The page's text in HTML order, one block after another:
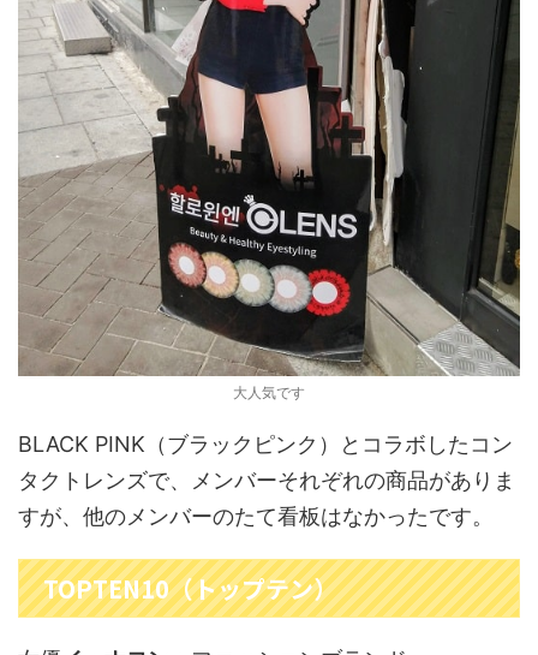
大人気です
BLACK PINK（ブラックピンク）とコラボしたコン
タクトレンズで、メンバーそれぞれの商品がありま
すが、他のメンバーのたて看板はなかったです。
TOPTEN10（トップテン）